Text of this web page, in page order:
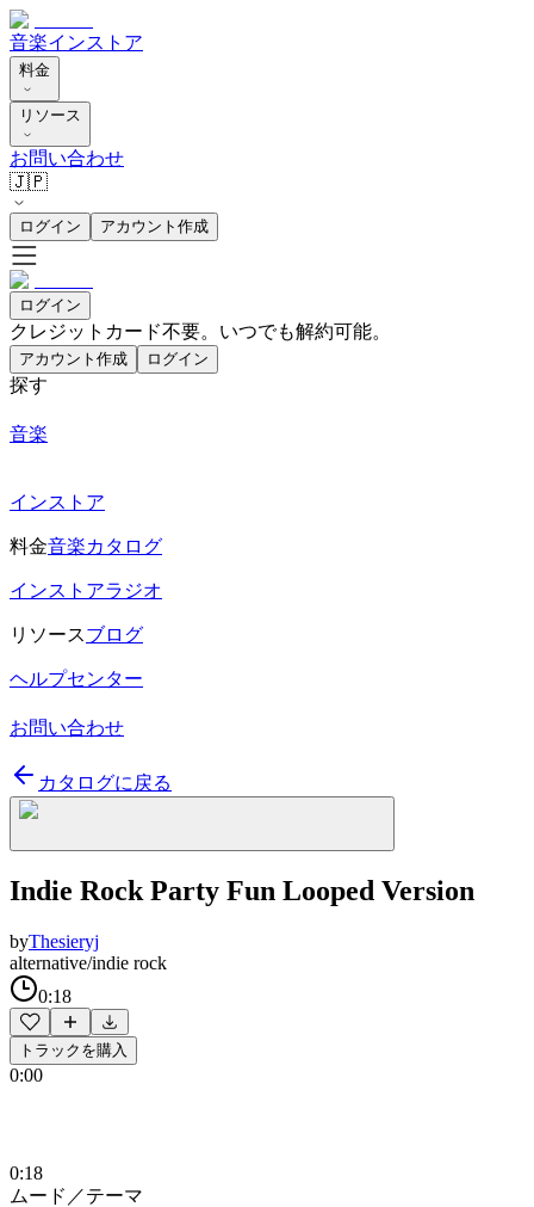
音楽インストア
料金
リソース
お問い合わせ
🇯🇵
ログイン アカウント作成
ログイン
クレジットカード不要。いつでも解約可能。
アカウント作成 ログイン
探す
音楽
インストア
料金音楽カタログ
インストアラジオ
リソースブログ
ヘルプセンター
お問い合わせ
カタログに戻る
Indie Rock Party Fun Looped Version
byThesieryj
alternative/indie rock
0:18
トラックを購入
0:00
0:18
ムード／テーマ